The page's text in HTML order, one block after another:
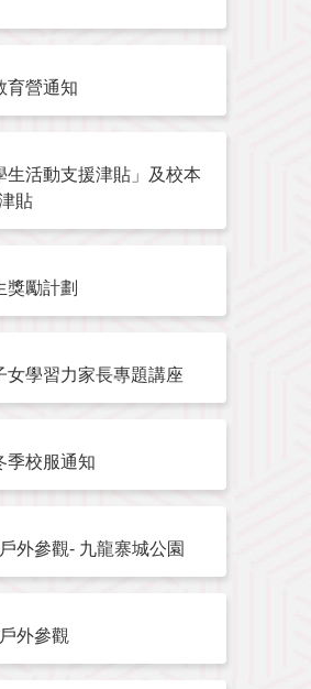
育營通知
生活動支援津貼」及校本
貼
獎勵計劃
女學習力家長專題講座
季校服通知
外參觀- 九龍寨城公園
外參觀